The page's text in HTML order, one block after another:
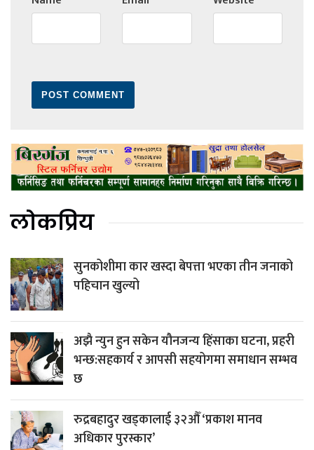
लोकप्रिय
सुनकोशीमा कार खस्दा बेपत्ता भएका तीन जनाको
पहिचान खुल्यो
अझै न्युन हुन सकेन यौनजन्य हिंसाका घटना, प्रहरी
भन्छ:सहकार्य र आपसी सहयोगमा समाधान सम्भव
छ
रुद्रबहादुर खड्कालाई ३२औँ ‘प्रकाश मानव
अधिकार पुरस्कार’